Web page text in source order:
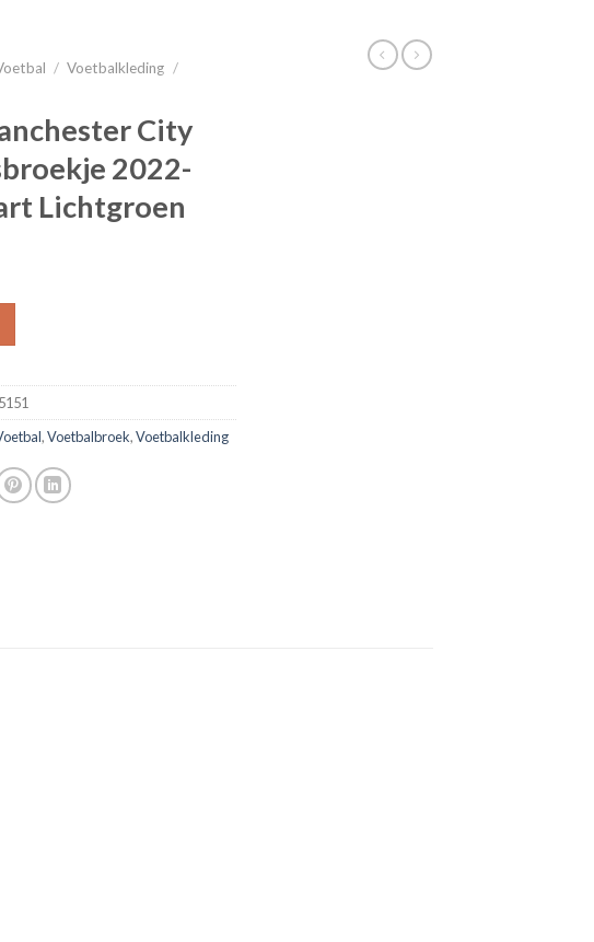
/ Voetbalkleding /
City
2022-
Lichtgroen
,Voetbalbroek,Voetbalkleding